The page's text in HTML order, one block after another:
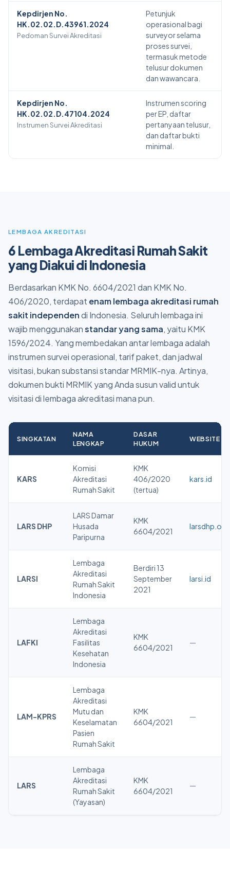
Kepdirjen No.
HK.02.02.D.43961.2024
Pedoman Survei Akreditasi
Petunjuk
operasional bagi
surveyor selama
proses survei,
termasuk metode
telusur dokumen
dan wawancara.
Kepdirjen No.
HK.02.02.D.47104.2024
Instrumen Survei Akreditasi
Instrumen scoring
per EP, daftar
pertanyaan telusur,
dan daftar bukti
minimal.
LEMBAGA AKREDITASI
6 Lembaga Akreditasi Rumah Sakit
yang Diakui di Indonesia
Berdasarkan KMK No. 6604/2021 dan KMK No.
406/2020, terdapat enam lembaga akreditasi rumah
sakit independendi Indonesia. Seluruh lembaga ini
wajib menggunakanstandar yang sama, yaitu KMK
1596/2024. Yang membedakan antar lembaga adalah
instrumen survei operasional, tarif paket, dan jadwal
visitasi, bukan substansi standar MRMIK-nya. Artinya,
dokumen bukti MRMIK yang Anda susun valid untuk
visitasi di lembaga akreditasi mana pun.
SINGKATAN
NAMA
LENGKAP
DASAR
HUKUM
WEBSITE
KARS
Komisi
Akreditasi
Rumah Sakit
KMK
406/2020
(tertua)
kars.id
LARS DHP
LARS Damar
Husada
Paripurna
KMK
6604/2021
LARSI
Lembaga
Akreditasi
Rumah Sakit
Indonesia
Berdiri 13
September
2021
larsi.id
LAFKI
Lembaga
Akreditasi
Fasilitas
Kesehatan
Indonesia
KMK
6604/2021
—
LAM-KPRS
Lembaga
Akreditasi
Mutu dan
Keselamatan
Pasien
Rumah Sakit
KMK
6604/2021
—
LARS
Lembaga
Akreditasi
Rumah Sakit
(Yayasan)
KMK
6604/2021
—